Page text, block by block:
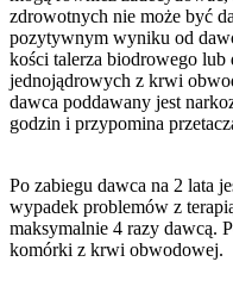
zdrowotnych nie może być
pozytywnym wyniku od
kości talerza biodrowego lub
jednojądrowych z krwi
dawca poddawany jest
godzin i przypomina
Po zabiegu dawca na 2 lata
wypadek problemów z
maksymalnie 4 razy dawcą.
komórki z krwi obwodowej.